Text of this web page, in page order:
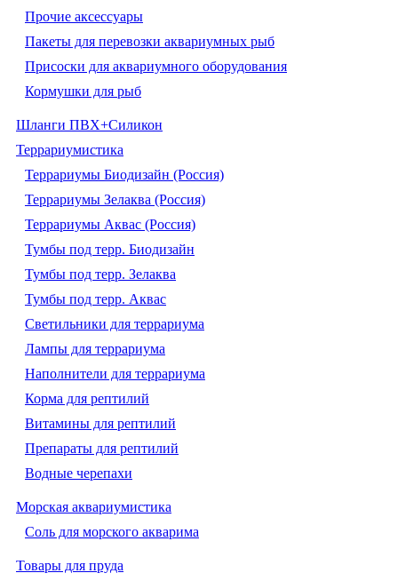
Прочие аксессуары
Пакеты для перевозки аквариумных рыб
Присоски для аквариумного оборудования
Кормушки для рыб
Шланги ПВХ+Силикон
Террариумистика
Террариумы Биодизайн (Россия)
Террариумы Зелаква (Россия)
Террариумы Аквас (Россия)
Тумбы под терр. Биодизайн
Тумбы под терр. Зелаква
Тумбы под терр. Аквас
Светильники для террариума
Лампы для террариума
Наполнители для террариума
Корма для рептилий
Витамины для рептилий
Препараты для рептилий
Водные черепахи
Морская аквариумистика
Соль для морского акварима
Товары для пруда